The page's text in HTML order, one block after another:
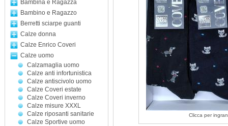
Bambina e Ragazza
Bambino e Ragazzo
Berretti sciarpe guanti
Calze donna
Calze Enrico Coveri
Calze uomo
Calzamaglia uomo
Calze anti infortunistica
Calze antiscivolo uomo
Calze Coveri estate
Calze Coveri inverno
Calze misure XXXL
Calze riposanti sanitarie
Calze Sportive uomo
Clicca per